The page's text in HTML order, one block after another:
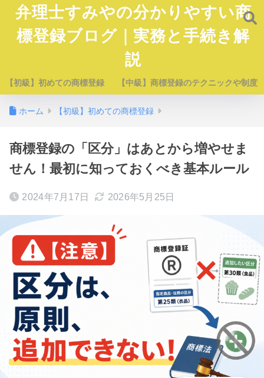
弁理士すみやの分かりやすい商
標登録ブログ｜実務と手続き解
説
【初級】初めての商標登録 【中級】商標登録のテクニックや制度
ホーム 【初級】初めての商標登録
商標登録の「区分」はあとから増やせま
せん！最初に知っておくべき基本ルール
2024年7月17日 2026年5月25日